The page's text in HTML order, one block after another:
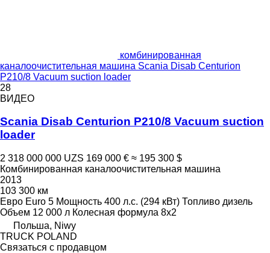
комбинированная
каналоочистительная машина Scania Disab Centurion
P210/8 Vacuum suction loader
28
ВИДЕО
Scania Disab Centurion P210/8 Vacuum suction
loader
2 318 000 000 UZS 169 000 € ≈ 195 300 $
Комбинированная каналоочистительная машина
2013
103 300 км
Евро Euro 5 Мощность 400 л.с. (294 кВт) Топливо дизель
Объем 12 000 л Колесная формула 8x2
Польша, Niwy
TRUCK POLAND
Связаться с продавцом